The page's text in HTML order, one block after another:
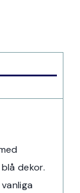
dekor.